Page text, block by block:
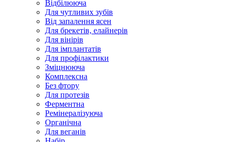
Відбілююча
Для чутливих зубів
Від запалення ясен
Для брекетів, елайнерів
Для вінірів
Для імплантатів
Для профілактики
Зміцнююча
Комплексна
Без фтору
Для протезів
Ферментна
Ремінералізуюча
Органічна
Для веганів